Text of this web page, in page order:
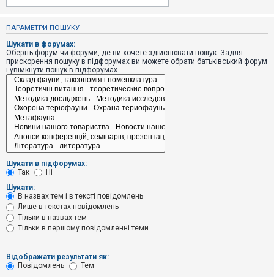
і
п
о
в
і
д
в
н
т
е
м
и
о
ш
ПАРАМЕТРИ ПОШУКУ
Шукати в форумах:
Оберіть форум чи форуми, де ви хочете здійснювати пошук. Задля
прискорення пошуку в підфорумах ви можете обрати батьківський форум
і увімкнути пошук в підфорумах.
Шукати в підфорумах:
Так
Ні
Шукати:
В назвах тем і в тексті повідомлень
Лише в текстах повідомлень
Тільки в назвах тем
Тільки в першому повідомленні теми
Відображати результати як:
Повідомлень
Тем